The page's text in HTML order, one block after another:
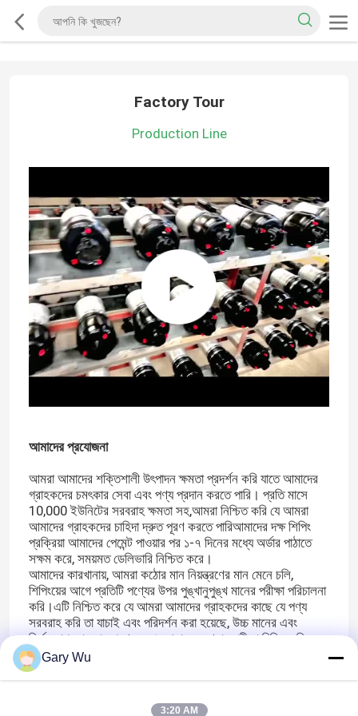
Factory Tour
Production Line
আমাদের প্রযোজনা
আমরা আমাদের শক্তিশালী উৎপাদন ক্ষমতা প্রদর্শন করি যাতে আমাদের
গ্রাহকদের চমৎকার সেবা এবং পণ্য প্রদান করতে পারি। প্রতি মাসে
10,000 ইউনিটের সরবরাহ ক্ষমতা সহ,আমরা নিশ্চিত করি যে আমরা
আমাদের গ্রাহকদের চাহিদা দ্রুত পূরণ করতে পারিআমাদের দক্ষ শিপিং
প্রক্রিয়া আমাদের পেমেন্ট পাওয়ার পর ১-৭ দিনের মধ্যে অর্ডার পাঠাতে
সক্ষম করে, সময়মত ডেলিভারি নিশ্চিত করে।
আমাদের কারখানায়, আমরা কঠোর মান নিয়ন্ত্রণের মান মেনে চলি,
শিপিংয়ের আগে প্রতিটি পণ্যের উপর পুঙ্খানুপুঙ্খ মানের পরীক্ষা পরিচালনা
করি।এটি নিশ্চিত করে যে আমরা আমাদের গ্রাহকদের কাছে যে পণ্য
সরবরাহ করি তা যাচাই এবং পরিদর্শন করা হয়েছে, উচ্চ মানের এবং
নির্ভরযোগ্যতার মান পূরণ করে। আমাদের গুণমান পরীক্ষা বিভিন্ন দিক
জুড়ে, উপাদান পরিদর্শন, কর্মক্ষমতা পরীক্ষা, এবং স্থায়িত্ব মূল্যায়ন
সহ,পণ্যের ধারাবাহিকতা এবং শ্রেষ্ঠত্ব নিশ্চিত করা.
পরিষেবাকে আমাদের মূল মূল্যবোধ হিসাবে সমর্থন করি, আমাদের
Gary Wu
3:20 AM